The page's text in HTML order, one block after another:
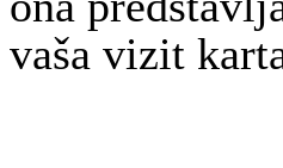
vaša vizit